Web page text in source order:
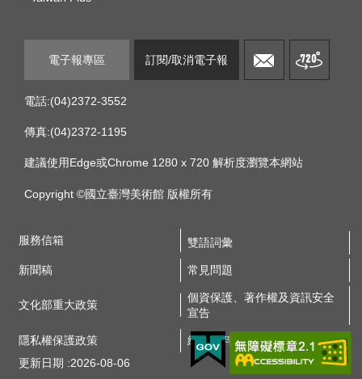
電子報專區 訂閱/取消電子報
電話:(04)2372-3552
傳真:(04)2372-1195
建議使用Edge或Chrome 1280 x 720 解析度瀏覽本網站
Copyright ©國立臺灣美術館 版權所有
服務信箱 雙語詞彙
新聞稿 常見問題
文化部重大政策
個資保護、著作權及資訊安全
宣告
隱私權保護政策
網站資料開放宣告
更新日期
2026-08-06